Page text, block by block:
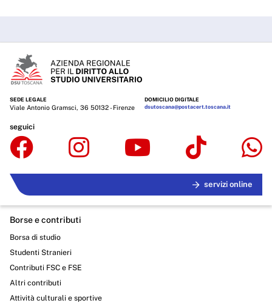
SEDE LEGALE
Viale Antonio Gramsci, 36 50132 - Firenze
DOMICILIO DIGITALE
dsutoscana@postacert.toscana.it
seguici
servizi online
Borse e contributi
Borsa di studio
Studenti Stranieri
Contributi FSC e FSE
Altri contributi
Attività culturali e sportive